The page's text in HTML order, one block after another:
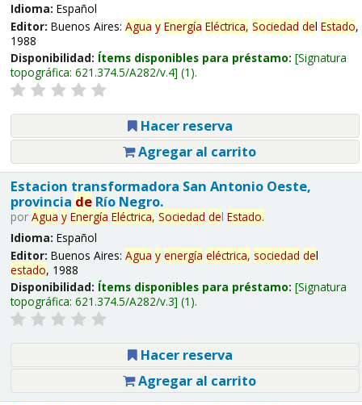
Idioma: Español
Editor: Buenos Aires: Agua y Energía Eléctrica, Sociedad del Estado,
1988
Disponibilidad: Ítems disponibles para préstamo: Signatura
topográfica: 621.374.5/A282/v.4 (1).
Hacer reserva
Agregar al carrito
Estacion transformadora San Antonio Oeste,
provincia deRío Negro.
por Agua y Energía Eléctrica, Sociedad del Estado.
Idioma: Español
Editor: Buenos Aires: Agua y energía eléctrica, sociedad del
estado, 1988
Disponibilidad: Ítems disponibles para préstamo: Signatura
topográfica: 621.374.5/A282/v.3 (1).
Hacer reserva
Agregar al carrito